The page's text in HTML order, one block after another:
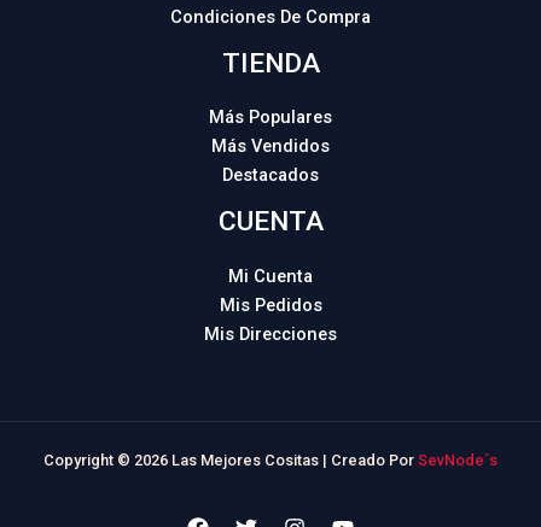
Condiciones De Compra
TIENDA
Más Populares
Más Vendidos
Destacados
CUENTA
Mi Cuenta
Mis Pedidos
Mis Direcciones
Copyright © 2026 Las Mejores Cositas | Creado Por SevNode´s